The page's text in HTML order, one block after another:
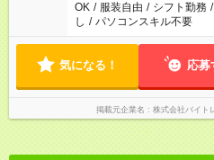
OK / 服装自由 / シフト勤務 /
し / パソコンスキル不要
気になる！ 応募
掲載元企業名 株式会社バイト